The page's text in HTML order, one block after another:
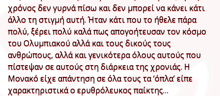
χρόνος δεν γυρνά πίσω και δεν μπορεί να κάνει κάτι
άλλο τη στιγμή αυτή. Ήταν κάτι που το ήθελε πάρα
πολύ, ξέρει πολύ καλά πως απογοήτευσαν τον κόσμο
του Ολυμπιακού αλλά και τους δικούς τους
ανθρώπους, αλλά και γενικότερα όλους αυτούς που
πίστεψαν σε αυτούς στη διάρκεια της χρονιάς. Η
Μονακό είχε απάντηση σε όλα τους τα ‘όπλα’ είπε
χαρακτηριστικά ο ερυθρόλευκος παίκτης…